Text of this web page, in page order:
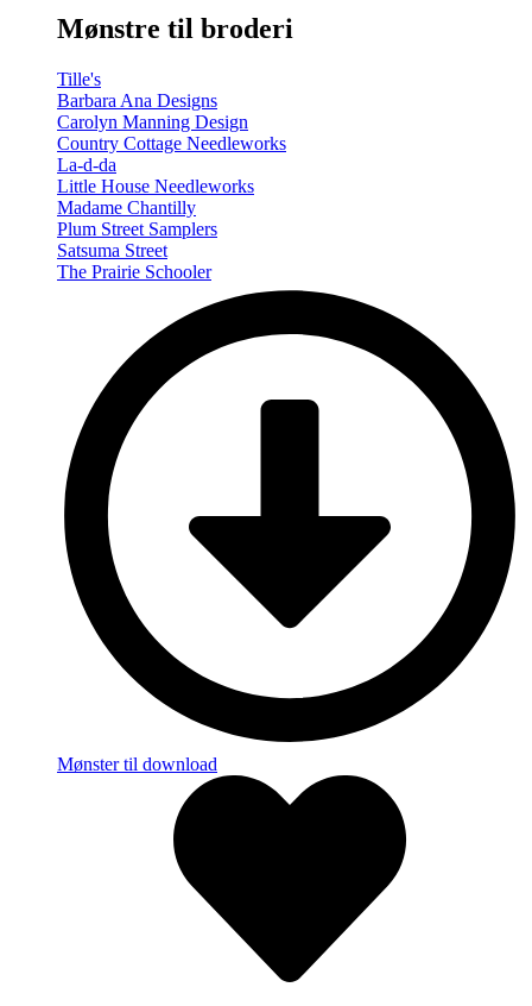
(Volume
Mønstre til broderi
Tille's
Barbara Ana Designs
Carolyn Manning Design
Country Cottage Needleworks
La-d-da
Little House Needleworks
Madame Chantilly
Plum Street Samplers
Satsuma Street
The Prairie Schooler
Mønster til download